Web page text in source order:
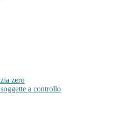
zero
a controllo